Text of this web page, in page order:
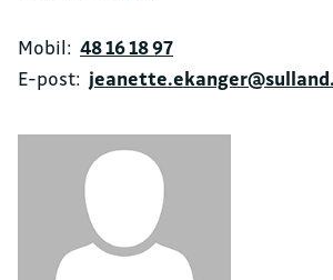
Mobil: 48 16 18 97
E-post: